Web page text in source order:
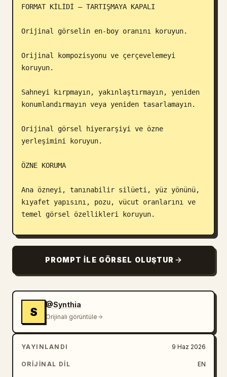
FORMAT KİLİDİ — TARTIŞMAYA KAPALI
Orijinal görselin en-boy oranını koruyun.
Orijinal kompozisyonu ve çerçevelemeyi
koruyun.
Sahneyi kırpmayın, yakınlaştırmayın, yeniden
konumlandırmayın veya yeniden tasarlamayın.
Orijinal görsel hiyerarşiyi ve özne
yerleşimini koruyun.
ÖZNE KORUMA
Ana özneyi, tanınabilir silüeti, yüz yönünü,
kıyafet yapısını, pozu, vücut oranlarını ve
temel görsel özellikleri koruyun.
Öznenin anında tanınabilir kalmasını
Kişiyi, anatomiyi, kıyafeti veya sahne
PIKSEL SANATI STİLİ
Görselin tamamını birinci sınıf 16-bit retro
piksel sanatına dönüştürün.
PROMPT ILE GÖRSEL OLUŞTUR
S
@Synthia
Orijinali görüntüle
YAYINLANDI 9 Haz 2026
ORIJINAL DIL EN